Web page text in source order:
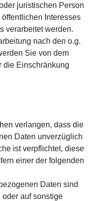
juristischen Person
Interesses
verarbeitet werden.
nach den o.g.
Sie von dem
die Einschränkung
verlangen, dass die
Daten unverzüglich
ist verpflichtet, diese
einer der folgenden
Daten sind
auf sonstige